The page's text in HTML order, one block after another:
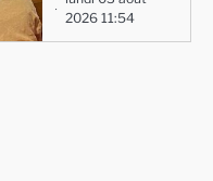
2026 11:54